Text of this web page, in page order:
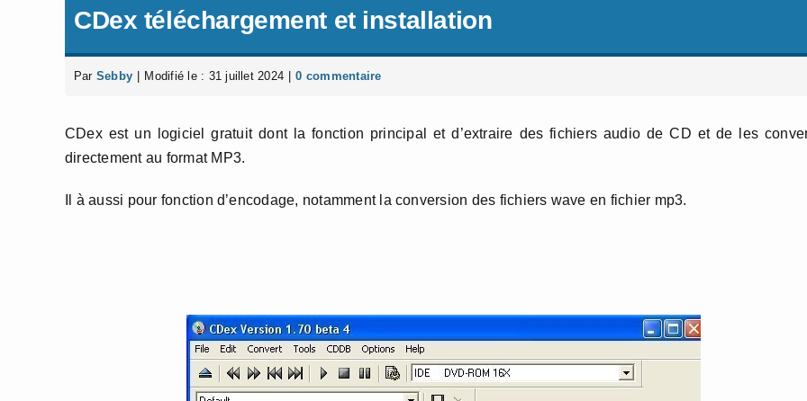
CDex téléchargement et installation
Par Sebby Modifié le : 31 juillet 2024 0 commentaire
CDex est un logiciel gratuit dont la fonction principal et d’extraire des fichiers audio de CD et de les
directement au format MP3.
Il à aussi pour fonction d’encodage, notamment la conversion des fichiers wave en fichier mp3.